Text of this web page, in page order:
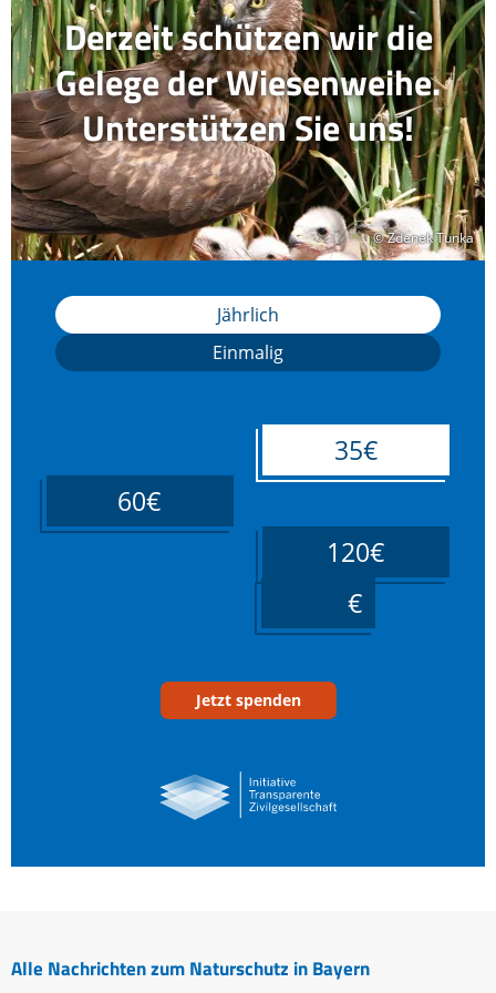
© Zdenek Tunka
© Zdenek Tunka
Derzeit schützen wir die
Gelege der Wiesenweihe.
Unterstützen Sie uns!
Jährlich
Einmalig
35€
60€
120€
Jetzt spenden
Alle Nachrichten zum Naturschutz in Bayern